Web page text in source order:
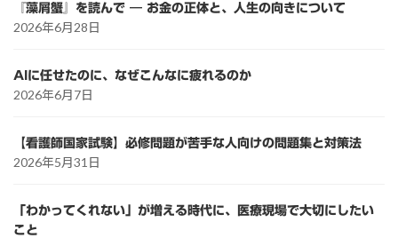
『藻屑蟹』を読んで ― お金の正体と、人生の向きについて
2026年6月28日
AIに任せたのに、なぜこんなに疲れるのか
2026年6月7日
【看護師国家試験】必修問題が苦手な人向けの問題集と対策法
2026年5月31日
「わかってくれない」が増える時代に、医療現場で大切にしたい
こと